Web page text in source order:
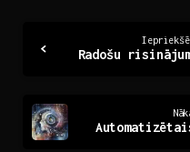
Reading